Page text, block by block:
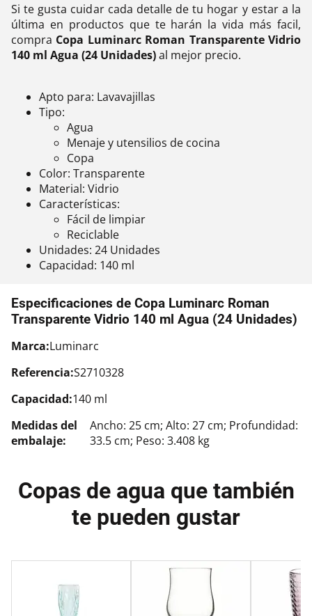
Si te gusta cuidar cada detalle de tu hogar y estar a la
última en productos que te harán la vida más facil,
compra Copa Luminarc Roman Transparente Vidrio
140 ml Agua (24 Unidades)al mejor precio.
Apto para: Lavavajillas
Tipo:
Agua
Menaje y utensilios de cocina
Copa
Color: Transparente
Material: Vidrio
Características:
Fácil de limpiar
Reciclable
Unidades: 24 Unidades
Capacidad: 140 ml
Especificaciones de Copa Luminarc Roman
Transparente Vidrio 140 ml Agua (24 Unidades)
Marca:Luminarc
Referencia:S2710328
Capacidad:140 ml
Medidas del
embalaje:
Ancho: 25 cm; Alto: 27 cm; Profundidad:
33.5 cm; Peso: 3.408 kg
Copas de agua que también
te pueden gustar